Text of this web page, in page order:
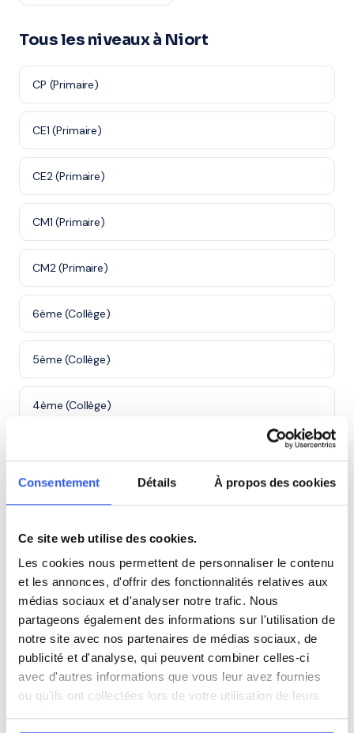
Consentement Détails À propos des cookies
Ce site web utilise des cookies.
Les cookies nous permettent de personnaliser le contenu
et les annonces, d'offrir des fonctionnalités relatives aux
médias sociaux et d'analyser notre trafic. Nous
partageons également des informations sur l'utilisation de
notre site avec nos partenaires de médias sociaux, de
publicité et d'analyse, qui peuvent combiner celles-ci
avec d'autres informations que vous leur avez fournies
ou qu'ils ont collectées lors de votre utilisation de leurs
Tous les niveaux à Niort
CP (Primaire)
CE1 (Primaire)
CE2 (Primaire)
CM1 (Primaire)
CM2 (Primaire)
6ème (Collège)
5ème (Collège)
4ème (Collège)
Terminale (Lycée)
Études supérieures (Supérieur & Adultes)
Adultes (Supérieur & Adultes)
⭐